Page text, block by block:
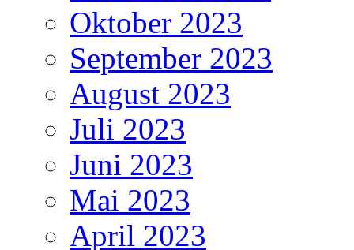
Oktober 2023
September 2023
August 2023
Juli 2023
Juni 2023
Mai 2023
April 2023